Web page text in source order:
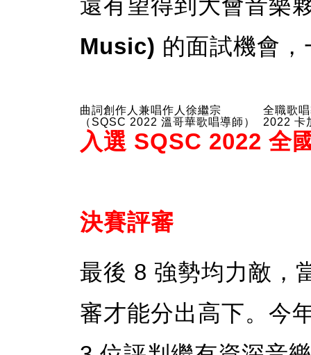
還有望得到大會音樂
Music) 的面試機會
曲詞創作人兼唱作人徐繼宗
（SQSC 2022 溫哥華歌唱導師）
全職歌
2022 卡
入選 SQSC 2022 全
決賽評審
最後 8 強勢均力敵，
審才能分出高下。今